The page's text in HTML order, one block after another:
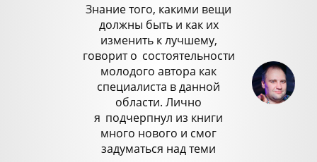
Знание того, какими вещи
должны быть и как их
изменить к лучшему,
говорит о состоятельности
молодого автора как
специалиста в данной
области. Лично
я подчерпнул из книги
много нового и смог
задуматься над теми